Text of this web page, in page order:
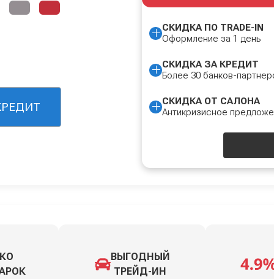
СКИДКА ПО TRADE-IN
Оформление за 1 день
СКИДКА ЗА КРЕДИТ
Более 30 банков-
СКИДКА ОТ САЛОНА
Антикризисное
ВЫГОДНЫЙ
ТРЕЙД-ИН